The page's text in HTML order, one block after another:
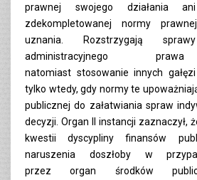
prawnej swojego działania
zdekompletowanej normy
uznania. Rozstrzygają
administracyjnego
natomiast stosowanie innych
tylko wtedy, gdy normy te
publicznej do załatwiania spraw
decyzji. Organ II instancji zaznaczył,
kwestii dyscypliny finansów
naruszenia doszłoby w
przez organ środków